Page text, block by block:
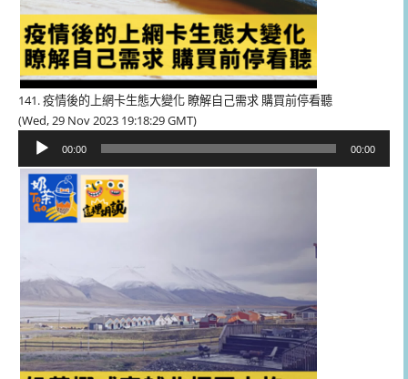
141. 疫情後的上網卡生態大變化 瞭解自己需求 購買前停看聽
(Wed, 29 Nov 2023 19:18:29 GMT)
播
器
00:00 00:00